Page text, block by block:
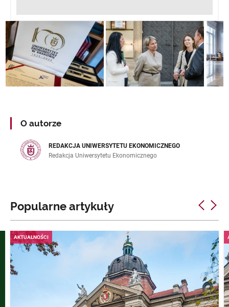
O autorze
REDAKCJA UNIWERSYTETU EKONOMICZNEGO
Redakcja Uniwersytetu Ekonomicznego
Popularne artykuły
AKTUALNOŚCI